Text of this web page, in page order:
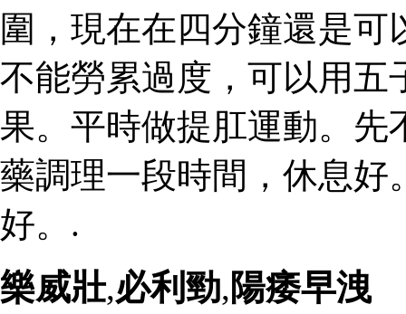
圍，現在在四分鐘還是
不能勞累過度，可以用五
果。平時做提肛運動。先
藥調理一段時間，休息好
好。.
樂威壯,必利勁, 陽痿早洩